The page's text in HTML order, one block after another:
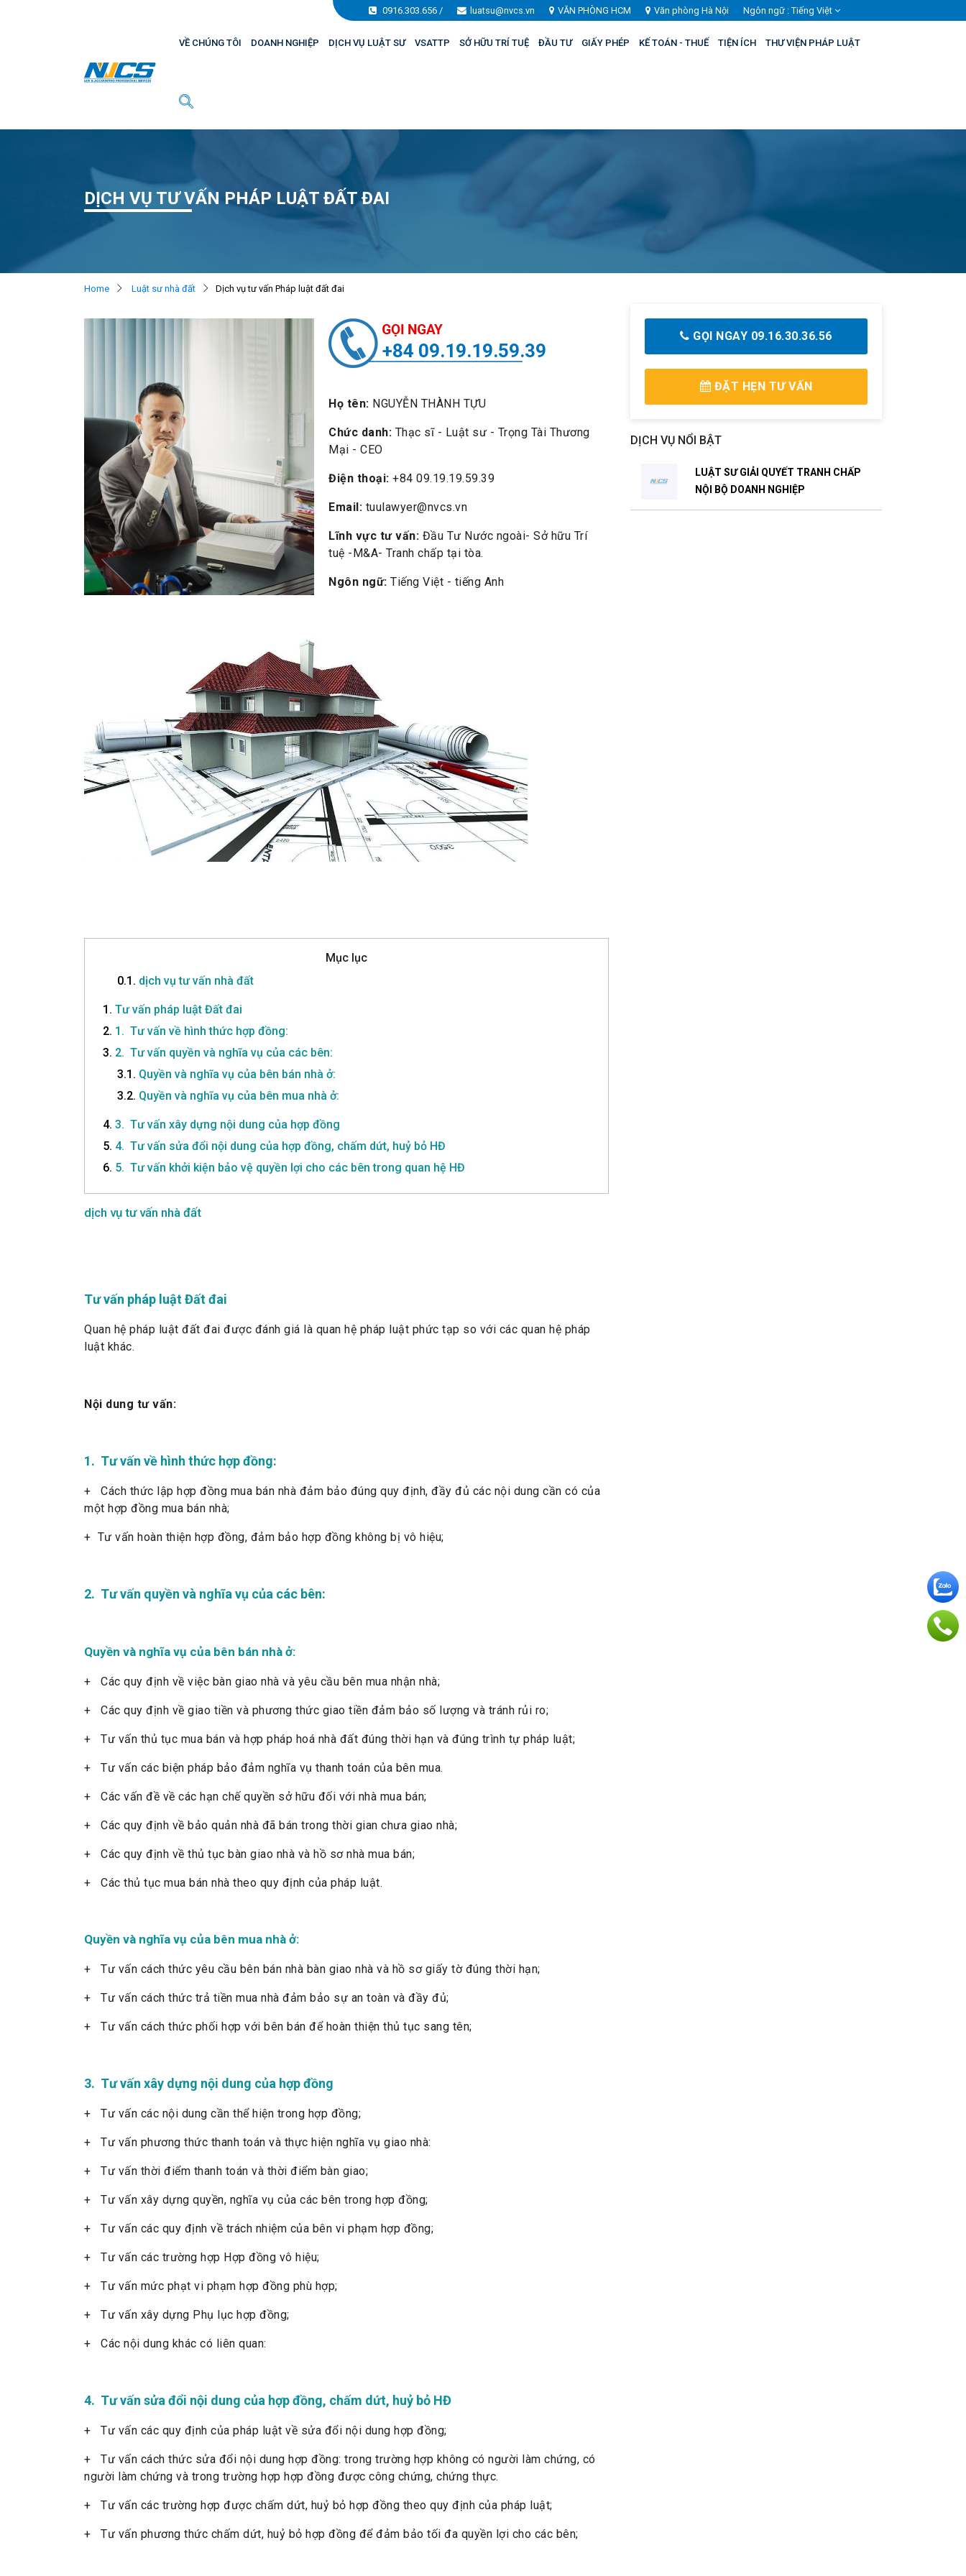
0916.303.656 / luatsu@nvcs.vn VĂN PHÒNG HCM Văn phòng Hà Nội Ngôn ngữ : Tiếng Việt
VỀ CHÚNG TÔI DOANH NGHIỆP DỊCH VỤ LUẬT SƯ VSATTP SỞ HỮU TRÍ TUỆ ĐẦU TƯ GIẤY PHÉP KẾ TOÁN - THUẾ TIỆN ÍCH THƯ VIỆN PHÁP LUẬT
DỊCH VỤ TƯ VẤN PHÁP LUẬT ĐẤT ĐAI
Home Luật sư nhà đất Dịch vụ tư vấn Pháp luật đất đai
+84 09.19.19.59.39
Họ tên: NGUYỄN THÀNH TỰU
Chức danh: Thạc sĩ - Luật sư - Trọng Tài Thương
Mại - CEO
Điện thoại: +84 09.19.19.59.39
Email: tuulawyer@nvcs.vn
Lĩnh vực tư vấn: Đầu Tư Nước ngoài- Sở hữu Trí
tuệ -M&A- Tranh chấp tại tòa.
Ngôn ngữ: Tiếng Việt - tiếng Anh
Mục lục
0.1. dịch vụ tư vấn nhà đất
1. Tư vấn pháp luật Đất đai
2. 1. Tư vấn về hình thức hợp đồng:
3. 2. Tư vấn quyền và nghĩa vụ của các bên:
3.1. Quyền và nghĩa vụ của bên bán nhà ở:
3.2. Quyền và nghĩa vụ của bên mua nhà ở:
4. 3. Tư vấn xây dựng nội dung của hợp đồng
5. 4. Tư vấn sửa đổi nội dung của hợp đồng, chấm dứt, huỷ bỏ HĐ
6. 5. Tư vấn khởi kiện bảo vệ quyền lợi cho các bên trong quan hệ HĐ
dịch vụ tư vấn nhà đất
Tư vấn pháp luật Đất đai
Quan hệ pháp luật đất đai được đánh giá là quan hệ pháp luật phức tạp so với các quan hệ pháp
luật khác.
Nội dung tư vấn:
1. Tư vấn về hình thức hợp đồng:
+ Cách thức lập hợp đồng mua bán nhà đảm bảo đúng quy định, đầy đủ các nội dung cần có của
một hợp đồng mua bán nhà;
+ Tư vấn hoàn thiện hợp đồng, đảm bảo hợp đồng không bị vô hiệu;
2. Tư vấn quyền và nghĩa vụ của các bên:
Quyền và nghĩa vụ của bên bán nhà ở:
+ Các quy định về việc bàn giao nhà và yêu cầu bên mua nhận nhà;
+ Các quy định về giao tiền và phương thức giao tiền đảm bảo số lượng và tránh rủi ro;
+ Tư vấn thủ tục mua bán và hợp pháp hoá nhà đất đúng thời hạn và đúng trình tự pháp luật;
+ Tư vấn các biện pháp bảo đảm nghĩa vụ thanh toán của bên mua.
+ Các vấn đề về các hạn chế quyền sở hữu đối với nhà mua bán;
+ Các quy định về bảo quản nhà đã bán trong thời gian chưa giao nhà;
+ Các quy định về thủ tục bàn giao nhà và hồ sơ nhà mua bán;
+ Các thủ tục mua bán nhà theo quy định của pháp luật.
Quyền và nghĩa vụ của bên mua nhà ở:
+ Tư vấn cách thức yêu cầu bên bán nhà bàn giao nhà và hồ sơ giấy tờ đúng thời hạn;
+ Tư vấn cách thức trả tiền mua nhà đảm bảo sự an toàn và đầy đủ;
+ Tư vấn cách thức phối hợp với bên bán để hoàn thiện thủ tục sang tên;
3. Tư vấn xây dựng nội dung của hợp đồng
+ Tư vấn các nội dung cần thể hiện trong hợp đồng;
+ Tư vấn phương thức thanh toán và thực hiện nghĩa vụ giao nhà:
+ Tư vấn thời điểm thanh toán và thời điểm bàn giao;
+ Tư vấn xây dựng quyền, nghĩa vụ của các bên trong hợp đồng;
+ Tư vấn các quy định về trách nhiệm của bên vi phạm hợp đồng;
+ Tư vấn các trường hợp Hợp đồng vô hiệu;
+ Tư vấn mức phạt vi phạm hợp đồng phù hợp;
+ Tư vấn xây dựng Phụ lục hợp đồng;
+ Các nội dung khác có liên quan:
4. Tư vấn sửa đổi nội dung của hợp đồng, chấm dứt, huỷ bỏ HĐ
+ Tư vấn các quy định của pháp luật về sửa đổi nội dung hợp đồng;
+ Tư vấn cách thức sửa đổi nội dung hợp đồng: trong trường hợp không có người làm chứng, có
người làm chứng và trong trường hợp hợp đồng được công chứng, chứng thực.
+ Tư vấn các trường hợp được chấm dứt, huỷ bỏ hợp đồng theo quy định của pháp luật;
+ Tư vấn phương thức chấm dứt, huỷ bỏ hợp đồng để đảm bảo tối đa quyền lợi cho các bên;
GỌI NGAY 09.16.30.36.56
ĐẶT HẸN TƯ VẤN
DỊCH VỤ NỔI BẬT
LUẬT SƯ GIẢI QUYẾT TRANH CHẤP
NỘI BỘ DOANH NGHIỆP